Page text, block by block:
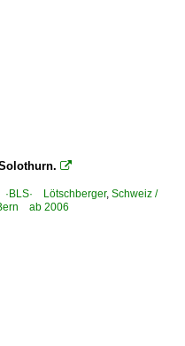
AC1/2
AC1
MS2e
+ BAM/MBC

Lötschberger, Schweiz /
ab 2006